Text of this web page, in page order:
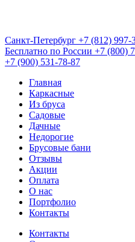
Санкт-Петербург +7 (812) 997-
Бесплатно по России +7 (800)
+7 (900) 531-78-87
Главная
Каркасные
Из бруса
Садовые
Дачные
Недорогие
Брусовые бани
Отзывы
Акции
Оплата
О нас
Портфолио
Контакты
Контакты